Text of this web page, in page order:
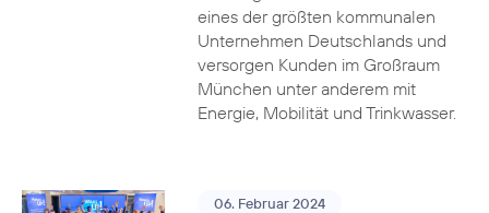
eines der größten kommunalen
Unternehmen Deutschlands und
versorgen Kunden im Großraum
München unter anderem mit
Energie, Mobilität und Trinkwasser.
06. Februar 2024